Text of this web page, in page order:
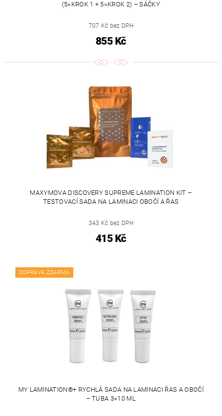
(5×KROK 1 + 5×KROK 2) – SÁČKY
707 Kč bez DPH
855 Kč
MAXYMOVA DISCOVERY SUPREME LAMINATION KIT –
TESTOVACÍ SADA NA LAMINACI OBOČÍ A ŘAS
343 Kč bez DPH
415 Kč
DOPRAVA ZDARMA
MY LAMINATION®+ RYCHLÁ SADA NA LAMINACI ŘAS A OBOČÍ
– TUBA 3×10 ML